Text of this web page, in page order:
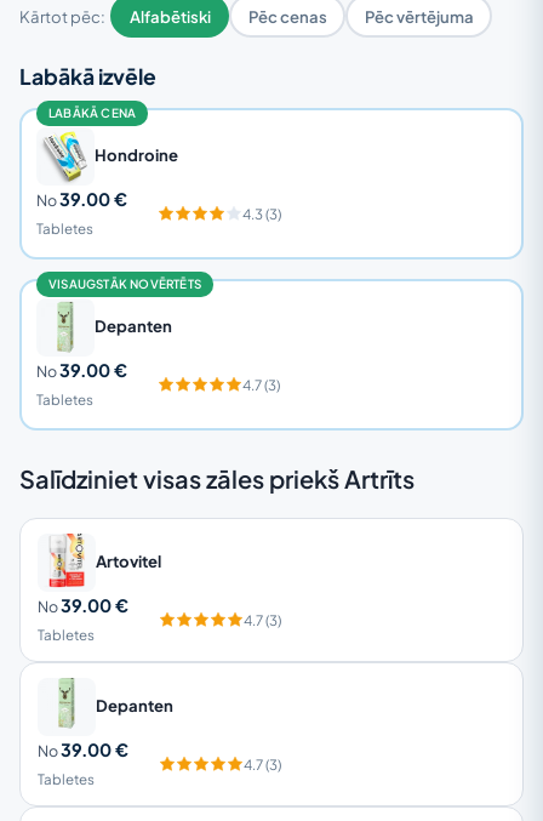
Kārtot pēc: Alfabētiski Pēc cenas Pēc vērtējuma
Labākā izvēle
LABĀKĀ CENA
Hondroine
No39.00 €
Tabletes
4.3 (3)
VISAUGSTĀK NOVĒRTĒTS
Depanten
No39.00 €
Tabletes
4.7 (3)
Salīdziniet visas zāles priekš Artrīts
Depanten
No39.00 €
Tabletes
4.7 (3)
Artovitel
No39.00 €
Tabletes
4.7 (3)